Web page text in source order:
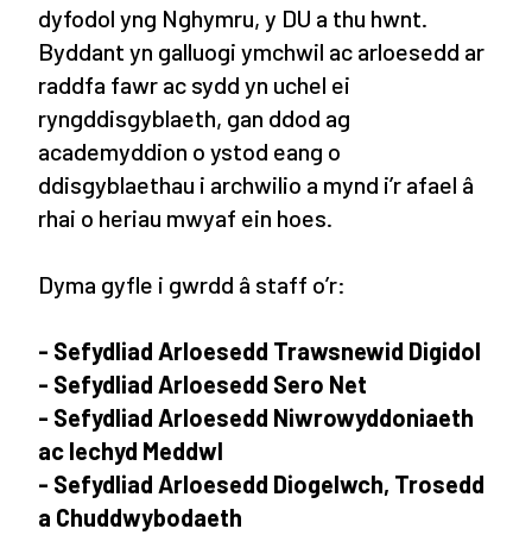
dyfodol yng Nghymru, y DU a thu hwnt.
Byddant yn galluogi ymchwil ac arloesedd ar
raddfa fawr ac sydd yn uchel ei
ryngddisgyblaeth, gan ddod ag
academyddion o ystod eang o
ddisgyblaethau i archwilio a mynd i’r afael â
rhai o heriau mwyaf ein hoes.
Dyma gyfle i gwrdd â staff o’r:
- Sefydliad Arloesedd Trawsnewid Digidol
- Sefydliad Arloesedd Sero Net
- Sefydliad Arloesedd Niwrowyddoniaeth
ac Iechyd Meddwl
- Sefydliad Arloesedd Diogelwch, Trosedd
a Chuddwybodaeth